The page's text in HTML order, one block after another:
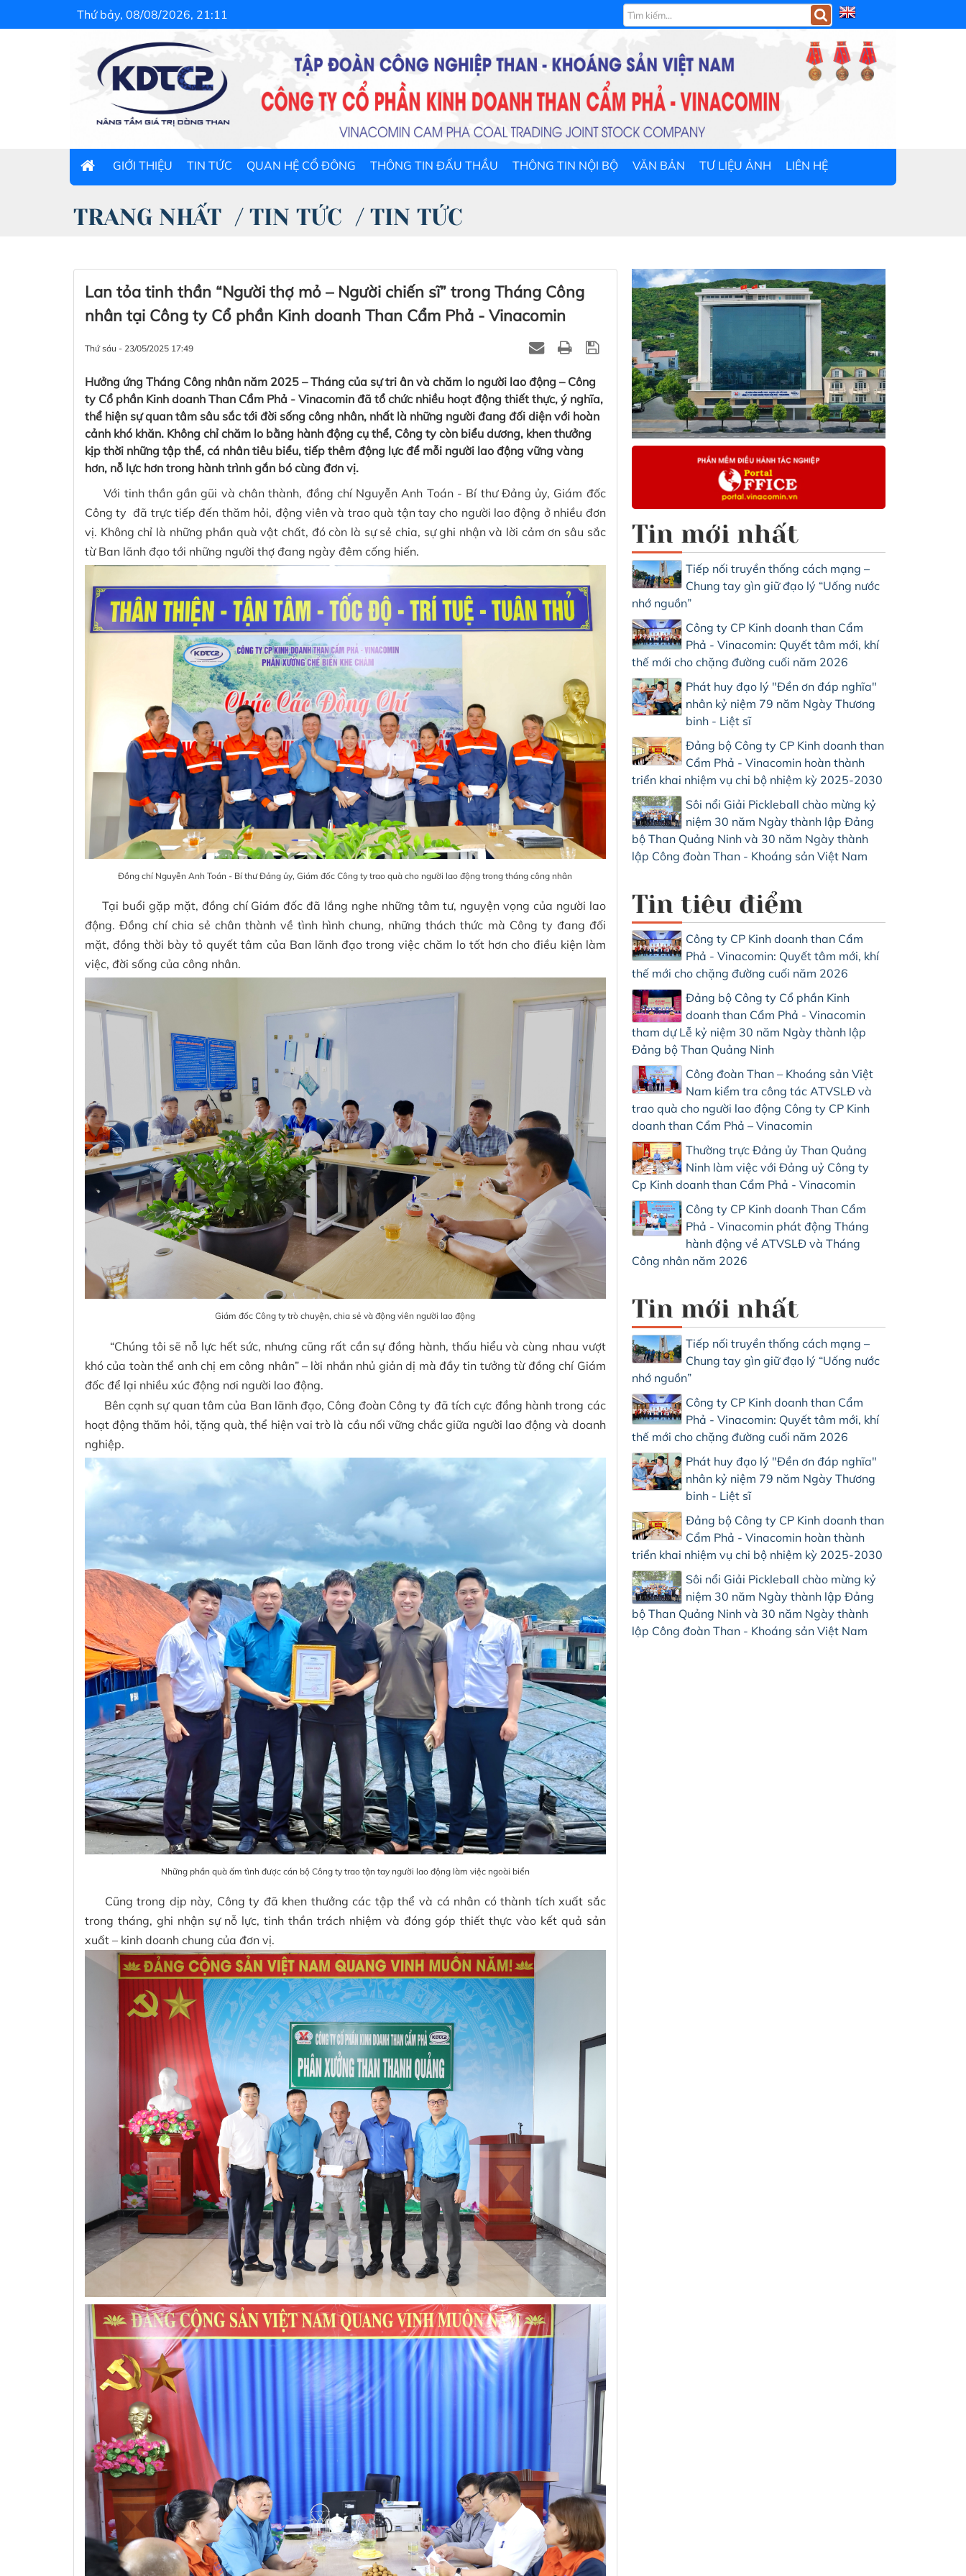
Thứ bảy, 08/08/2026, 21:11
GIỚI THIỆU TIN TỨC QUAN HỆ CỔ ĐÔNG THÔNG TIN ĐẤU THẦU THÔNG TIN NỘI BỘ VĂN BẢN TƯ LIỆU ẢNH LIÊN HỆ
TRANG NHẤT / TIN TỨC / TIN TỨC
Lan tỏa tinh thần “Người thợ mỏ – Người chiến sĩ” trong Tháng Công
nhân tại Công ty Cổ phần Kinh doanh Than Cẩm Phả - Vinacomin
Thứ sáu - 23/05/2025 17:49
Hưởng ứng Tháng Công nhân năm 2025 – Tháng của sự tri ân và chăm lo người lao động – Công
ty Cổ phần Kinh doanh Than Cẩm Phả - Vinacomin đã tổ chức nhiều hoạt động thiết thực, ý nghĩa,
thể hiện sự quan tâm sâu sắc tới đời sống công nhân, nhất là những người đang đối diện với hoàn
cảnh khó khăn. Không chỉ chăm lo bằng hành động cụ thể, Công ty còn biểu dương, khen thưởng
kịp thời những tập thể, cá nhân tiêu biểu, tiếp thêm động lực để mỗi người lao động vững vàng
hơn, nỗ lực hơn trong hành trình gắn bó cùng đơn vị.
Với tinh thần gần gũi và chân thành, đồng chí Nguyễn Anh Toán - Bí thư Đảng ủy, Giám đốc
Công ty đã trực tiếp đến thăm hỏi, động viên và trao quà tận tay cho người lao động ở nhiều đơn
vị. Không chỉ là những phần quà vật chất, đó còn là sự sẻ chia, sự ghi nhận và lời cảm ơn sâu sắc
từ Ban lãnh đạo tới những người thợ đang ngày đêm cống hiến.
Đồng chí Nguyễn Anh Toán - Bí thư Đảng ủy, Giám đốc Công ty trao quà cho người lao động trong tháng công nhân
Tại buổi gặp mặt, đồng chí Giám đốc đã lắng nghe những tâm tư, nguyện vọng của người lao
động. Đồng chí chia sẻ chân thành về tình hình chung, những thách thức mà Công ty đang đối
mặt, đồng thời bày tỏ quyết tâm của Ban lãnh đạo trong việc chăm lo tốt hơn cho điều kiện làm
việc, đời sống của công nhân.
Giám đốc Công ty trò chuyện, chia sẻ và động viên người lao động
“Chúng tôi sẽ nỗ lực hết sức, nhưng cũng rất cần sự đồng hành, thấu hiểu và cùng nhau vượt
khó của toàn thể anh chị em công nhân” – lời nhắn nhủ giản dị mà đầy tin tưởng từ đồng chí Giám
đốc để lại nhiều xúc động nơi người lao động.
Bên cạnh sự quan tâm của Ban lãnh đạo, Công đoàn Công ty đã tích cực đồng hành trong các
hoạt động thăm hỏi, tặng quà, thể hiện vai trò là cầu nối vững chắc giữa người lao động và doanh
nghiệp.
Những phần quà ấm tình được cán bộ Công ty trao tận tay người lao động làm việc ngoài biển
Cũng trong dịp này, Công ty đã khen thưởng các tập thể và cá nhân có thành tích xuất sắc
trong tháng, ghi nhận sự nỗ lực, tinh thần trách nhiệm và đóng góp thiết thực vào kết quả sản
xuất – kinh doanh chung của đơn vị.
Tin mới nhất
Tiếp nối truyền thống cách mạng –
Chung tay gìn giữ đạo lý “Uống nước
nhớ nguồn”
Công ty CP Kinh doanh than Cẩm
Phả - Vinacomin: Quyết tâm mới, khí
thế mới cho chặng đường cuối năm 2026
Phát huy đạo lý "Đền ơn đáp nghĩa"
nhân kỷ niệm 79 năm Ngày Thương
binh - Liệt sĩ
Đảng bộ Công ty CP Kinh doanh than
Cẩm Phả - Vinacomin hoàn thành
triển khai nhiệm vụ chi bộ nhiệm kỳ 2025-2030
Sôi nổi Giải Pickleball chào mừng kỷ
niệm 30 năm Ngày thành lập Đảng
bộ Than Quảng Ninh và 30 năm Ngày thành
lập Công đoàn Than - Khoáng sản Việt Nam
Tin tiêu điểm
Công ty CP Kinh doanh than Cẩm
Phả - Vinacomin: Quyết tâm mới, khí
thế mới cho chặng đường cuối năm 2026
Đảng bộ Công ty Cổ phần Kinh
doanh than Cẩm Phả - Vinacomin
tham dự Lễ kỷ niệm 30 năm Ngày thành lập
Đảng bộ Than Quảng Ninh
Công đoàn Than – Khoáng sản Việt
Nam kiểm tra công tác ATVSLĐ và
trao quà cho người lao động Công ty CP Kinh
doanh than Cẩm Phả – Vinacomin
Thường trực Đảng ủy Than Quảng
Ninh làm việc với Đảng uỷ Công ty
Cp Kinh doanh than Cẩm Phả - Vinacomin
Công ty CP Kinh doanh Than Cẩm
Phả - Vinacomin phát động Tháng
hành động về ATVSLĐ và Tháng
Công nhân năm 2026
Tin mới nhất
Tiếp nối truyền thống cách mạng –
Chung tay gìn giữ đạo lý “Uống nước
nhớ nguồn”
Công ty CP Kinh doanh than Cẩm
Phả - Vinacomin: Quyết tâm mới, khí
thế mới cho chặng đường cuối năm 2026
Phát huy đạo lý "Đền ơn đáp nghĩa"
nhân kỷ niệm 79 năm Ngày Thương
binh - Liệt sĩ
Đảng bộ Công ty CP Kinh doanh than
Cẩm Phả - Vinacomin hoàn thành
triển khai nhiệm vụ chi bộ nhiệm kỳ 2025-2030
Sôi nổi Giải Pickleball chào mừng kỷ
niệm 30 năm Ngày thành lập Đảng
bộ Than Quảng Ninh và 30 năm Ngày thành
lập Công đoàn Than - Khoáng sản Việt Nam